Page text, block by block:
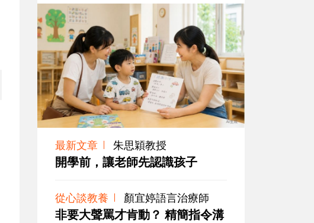
最新文章 朱思穎教授
開學前，讓老師先認識孩子
從心談教養 顏宜婷語言治療師
非要大聲罵才肯動？ 精簡指令溝